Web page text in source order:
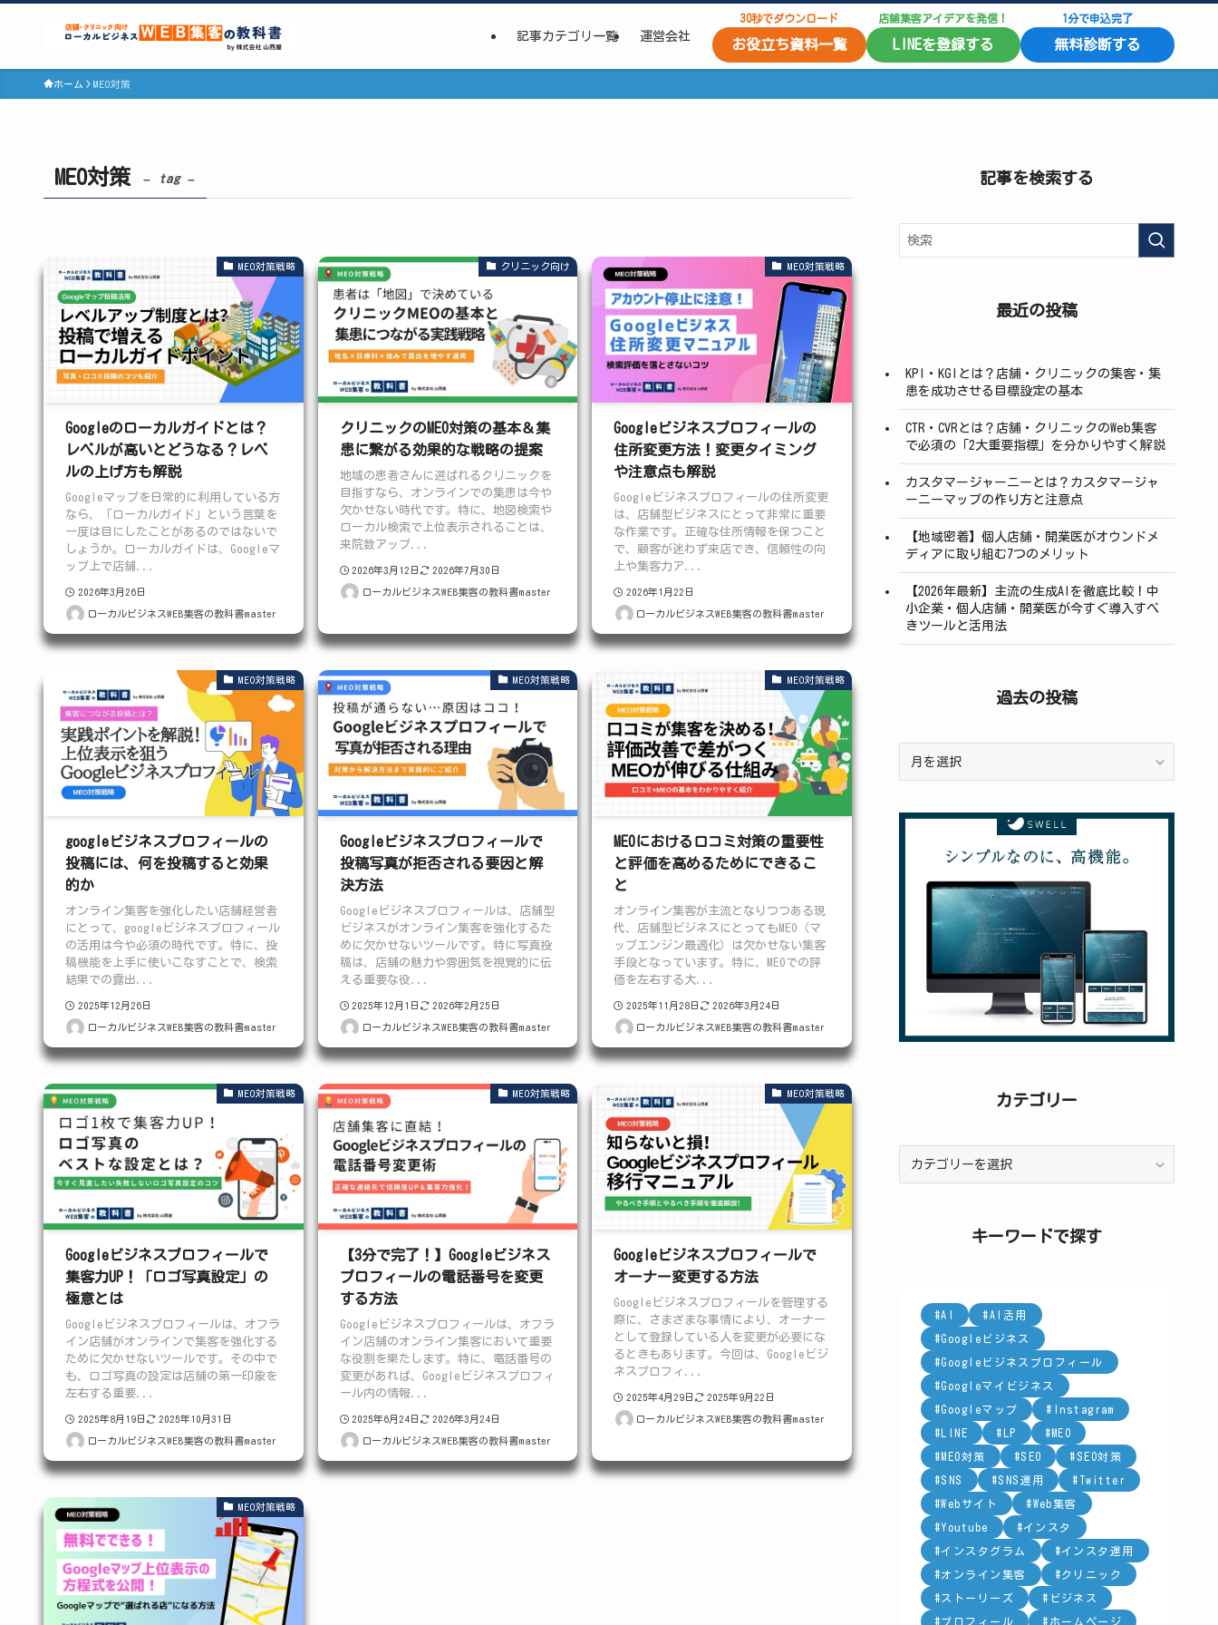
記事カテゴリ一覧 運営会社
30秒でダウンロード
お役立ち資料一覧
店舗集客アイデアを発信！
LINEを登録する
1分で申込完了
無料診断する
ホーム MEO対策
MEO対策 – tag –
MEO対策戦略
Googleのローカルガイドとは？
レベルが高いとどうなる？レベ
ルの上げ方も解説
Googleマップを日常的に利用している方
なら、「ローカルガイド」という言葉を
一度は目にしたことがあるのではないで
しょうか。ローカルガイドは、Googleマ
ップ上で店舗...
2026年3月26日
ローカルビジネスWEB集客の教科書master
クリニック向け
クリニックのMEO対策の基本＆集
患に繋がる効果的な戦略の提案
地域の患者さんに選ばれるクリニックを
目指すなら、オンラインでの集患は今や
欠かせない時代です。特に、地図検索や
ローカル検索で上位表示されることは、
来院数アップ...
2026年3月12日 2026年7月30日
ローカルビジネスWEB集客の教科書master
MEO対策戦略
Googleビジネスプロフィールの
住所変更方法！変更タイミング
や注意点も解説
Googleビジネスプロフィールの住所変更
は、店舗型ビジネスにとって非常に重要
な作業です。正確な住所情報を保つこと
で、顧客が迷わず来店でき、信頼性の向
上や集客力ア...
2026年1月22日
ローカルビジネスWEB集客の教科書master
MEO対策戦略
googleビジネスプロフィールの
投稿には、何を投稿すると効果
的か
オンライン集客を強化したい店舗経営者
にとって、googleビジネスプロフィール
の活用は今や必須の時代です。特に、投
稿機能を上手に使いこなすことで、検索
結果での露出...
2025年12月26日
ローカルビジネスWEB集客の教科書master
MEO対策戦略
Googleビジネスプロフィールで
投稿写真が拒否される要因と解
決方法
Googleビジネスプロフィールは、店舗型
ビジネスがオンライン集客を強化するた
めに欠かせないツールです。特に写真投
稿は、店舗の魅力や雰囲気を視覚的に伝
える重要な役...
2025年12月1日 2026年2月25日
ローカルビジネスWEB集客の教科書master
MEO対策戦略
MEOにおける口コミ対策の重要性
と評価を高めるためにできるこ
と
オンライン集客が主流となりつつある現
代、店舗型ビジネスにとってもMEO（マ
ップエンジン最適化）は欠かせない集客
手段となっています。特に、MEOでの評
価を左右する大...
2025年11月28日 2026年3月24日
ローカルビジネスWEB集客の教科書master
MEO対策戦略
Googleビジネスプロフィールで
集客力UP！「ロゴ写真設定」の
極意とは
Googleビジネスプロフィールは、オフラ
イン店舗がオンラインで集客を強化する
ために欠かせないツールです。その中で
も、ロゴ写真の設定は店舗の第一印象を
左右する重要...
2025年8月19日 2025年10月31日
ローカルビジネスWEB集客の教科書master
MEO対策戦略
【3分で完了！】Googleビジネス
プロフィールの電話番号を変更
する方法
Googleビジネスプロフィールは、オフラ
イン店舗のオンライン集客において重要
な役割を果たします。特に、電話番号の
変更があれば、Googleビジネスプロフィ
ール内の情報...
2025年6月24日 2026年3月24日
ローカルビジネスWEB集客の教科書master
MEO対策戦略
Googleビジネスプロフィールで
オーナー変更する方法
Googleビジネスプロフィールを管理する
際に、さまざまな事情により、オーナー
として登録している人を変更が必要にな
るときもあります。今回は、Googleビジ
ネスプロフィ...
2025年4月29日 2025年9月22日
ローカルビジネスWEB集客の教科書master
MEO対策戦略
記事を検索する
最近の投稿
KPI・KGIとは？店舗・クリニックの集客・集
患を成功させる目標設定の基本
CTR・CVRとは？店舗・クリニックのWeb集客
で必須の「2大重要指標」を分かりやすく解説
カスタマージャーニーとは？カスタマージャ
ーニーマップの作り方と注意点
【地域密着】個人店舗・開業医がオウンドメ
ディアに取り組む7つのメリット
【2026年最新】主流の生成AIを徹底比較！中
小企業・個人店舗・開業医が今すぐ導入すべ
きツールと活用法
過去の投稿
投
カテゴリー
キーワードで探す
AI AI活用
Googleビジネス
Googleビジネスプロフィール
Googleマイビジネス
Googleマップ Instagram
LINE LP MEO
MEO対策 SEO SEO対策
SNS SNS運用 Twitter
Webサイト Web集客
Youtube インスタ
インスタグラム インスタ運用
オンライン集客 クリニック
ストーリーズ ビジネス
プロフィール ホームページ